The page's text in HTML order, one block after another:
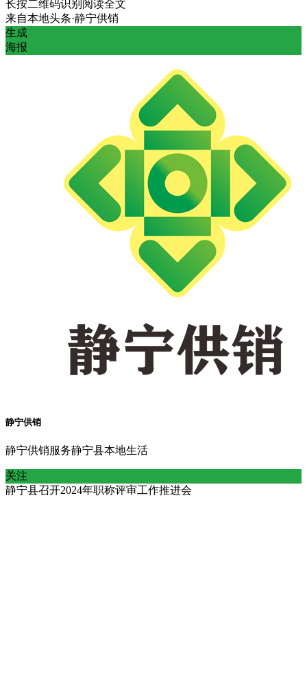
长按二维码识别阅读全文
来自本地头条·静宁供销
生成
海报
静宁供销
静宁供销服务静宁县本地生活
关注
静宁县召开2024年职称评审工作推进会